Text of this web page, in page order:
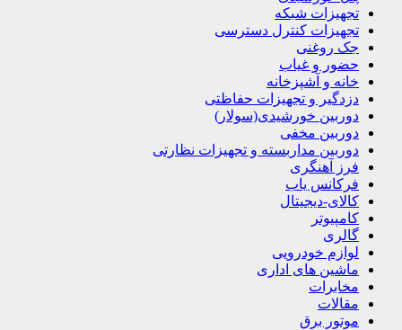
تجهیزات شبکه
تجهیزات کنترل دسترسی
جک روغنی
حضور و غیاب
خانه و آشپزخانه
دزدگیر و تجهیزات حفاظتی
دوربین خورشیدی(سولار)
دوربین مخفی
دوربین مداربسته و تجهیزات نظارتی
فرز آهنگری
فرکانس یاب
کالای-دیجیتال
کامپیوتر
گالری
لوازم خودرویی
ماشین های اداری
مخابرات
مقالات
موتور برق